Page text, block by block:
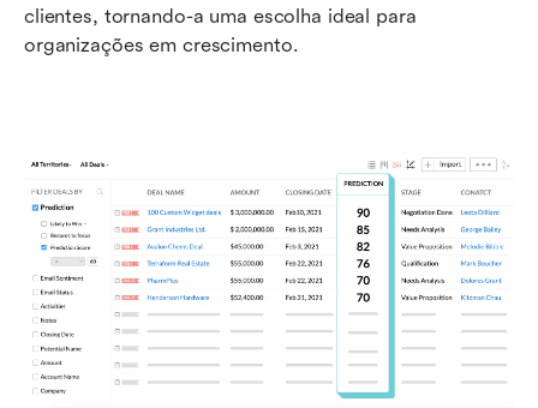
clientes, tornando-a uma escolha ideal para
organizações em crescimento.